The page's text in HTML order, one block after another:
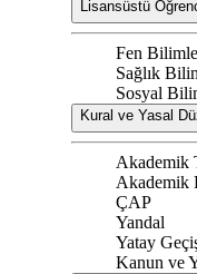
Lisansüstü
Fen
Sağlık
Sosyal
Kural ve Yasal
Akademik
Akademik
ÇAP
Yandal
Yatay
Kanun ve